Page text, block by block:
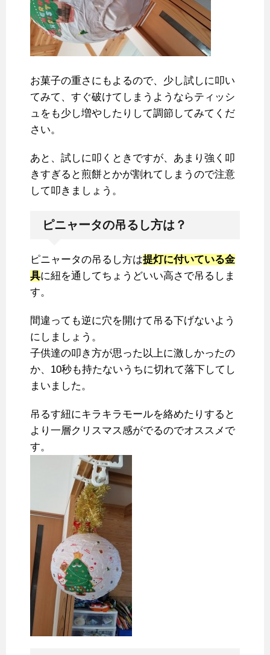
お菓子の重さにもよるので、少し試しに叩い
てみて、すぐ破けてしまうようならティッシ
ュをも少し増やしたりして調節してみてくだ
さい。
あと、試しに叩くときですが、あまり強く叩
きすぎると煎餅とかが割れてしまうので注意
して叩きましょう。
ピニャータの吊るし方は？
ピニャータの吊るし方は提灯に付いている金
具に紐を通してちょうどいい高さで吊るしま
す。
間違っても逆に穴を開けて吊る下げないよう
にしましょう。
子供達の叩き方が思った以上に激しかったの
か、10秒も持たないうちに切れて落下してし
まいました。
吊るす紐にキラキラモールを絡めたりすると
より一層クリスマス感がでるのでオススメで
す。